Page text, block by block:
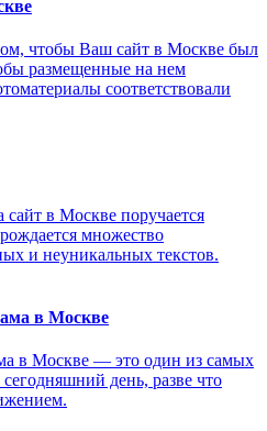
чтобы Ваш сайт в Москве был
размещенные на нем
соответствовали
в Москве поручается
множество
и неуникальных текстов.
в Москве
в Москве — это один из самых
день, разве что